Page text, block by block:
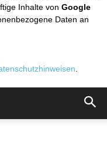
Inhalte von Google
Daten an